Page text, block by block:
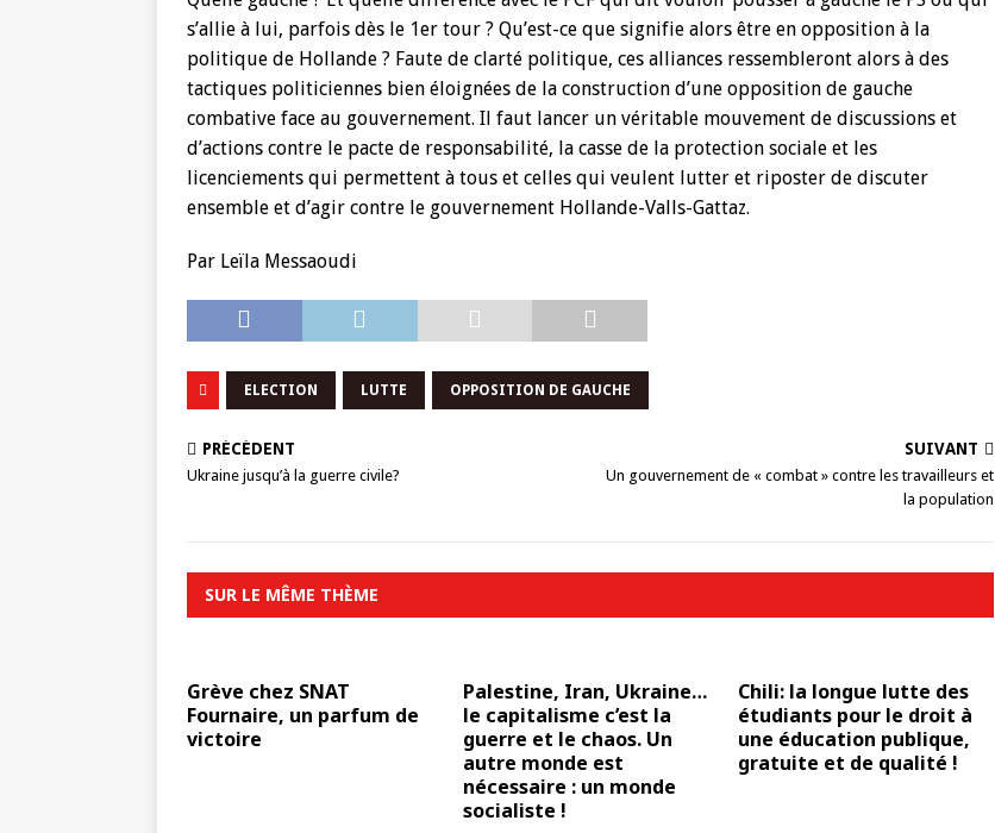
s’allie à lui, parfois dès le 1er tour ? Qu’est-ce que signifie alors être en opposition à la
politique de Hollande ? Faute de clarté politique, ces alliances ressembleront alors à des
tactiques politiciennes bien éloignées de la construction d’une opposition de gauche
combative face au gouvernement. Il faut lancer un véritable mouvement de discussions et
d’actions contre le pacte de responsabilité, la casse de la protection sociale et les
licenciements qui permettent à tous et celles qui veulent lutter et riposter de discuter
ensemble et d’agir contre le gouvernement Hollande-Valls-Gattaz.
Par Leïla Messaoudi
ELECTION LUTTE OPPOSITION DE GAUCHE
PRÉCÉDENT
Ukraine jusqu’à la guerre civile?
SUIVANT
Un gouvernement de « combat » contre les travailleurs et
la population
SUR LE MÊME THÈME
Grève chez SNAT
Fournaire, un parfum de
victoire
Palestine, Iran, Ukraine…
le capitalisme c’est la
guerre et le chaos. Un
autre monde est
nécessaire : un monde
socialiste !
Chili: la longue lutte des
étudiants pour le droit à
une éducation publique,
gratuite et de qualité !